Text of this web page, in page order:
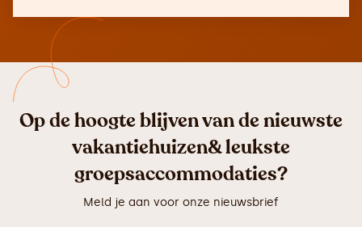
Op de hoogte blijven van de nieuwste
vakantiehuizen& leukste
groepsaccommodaties?
Meld je aan voor onze nieuwsbrief